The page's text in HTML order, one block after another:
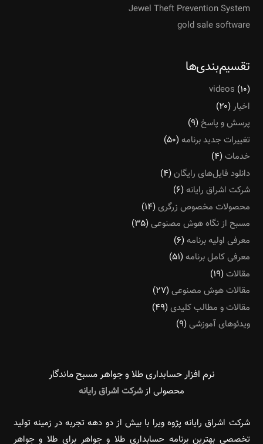
Jewel Theft Prevention System
gold sale software
تقسیم‌بندی‌ها
videos (۱۰)
اخبار (۲۰)
پرسش و پاسخ (۹)
تغییرات جدید برنامه (۵۰)
خدمات(۴)
دانلود فایل‌های رایگان(۴)
شرکت اشراق رایانه (۶)
محصولات مخصوص زرگری(۱۴)
مسبح از نگاه هوش مصنوعی(۳۵)
معرفی اولیه برنامه (۶)
معرفی کامل برنامه (۵۱)
مقالات(۱۹)
مقالات هوش مصنوعی(۲۷)
مقالات و مطالب کلیدی(۴۹)
ویدئوهای آموزشی(۹)
نرم افزار حسابداری طلا و جواهر مسبح ماندگار‌
محصولی ازشرکت اشراق رایانه
شرکت اشراق رایانه پژوه ویرا با بیش از دو دهه تجربه در زمینه تولید
تخصصی بهترین برنامه حسابداری طلا و جواهر برای طلا و جواهر